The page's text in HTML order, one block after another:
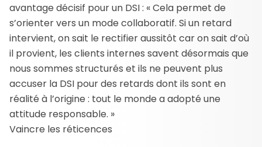
avantage décisif pour un DSI : « Cela permet de
s’orienter vers un mode collaboratif. Si un retard
intervient, on sait le rectifier aussitôt car on sait d’où
il provient, les clients internes savent désormais que
nous sommes structurés et ils ne peuvent plus
accuser la DSI pour des retards dont ils sont en
réalité à l’origine : tout le monde a adopté une
attitude responsable. »
Vaincre les réticences